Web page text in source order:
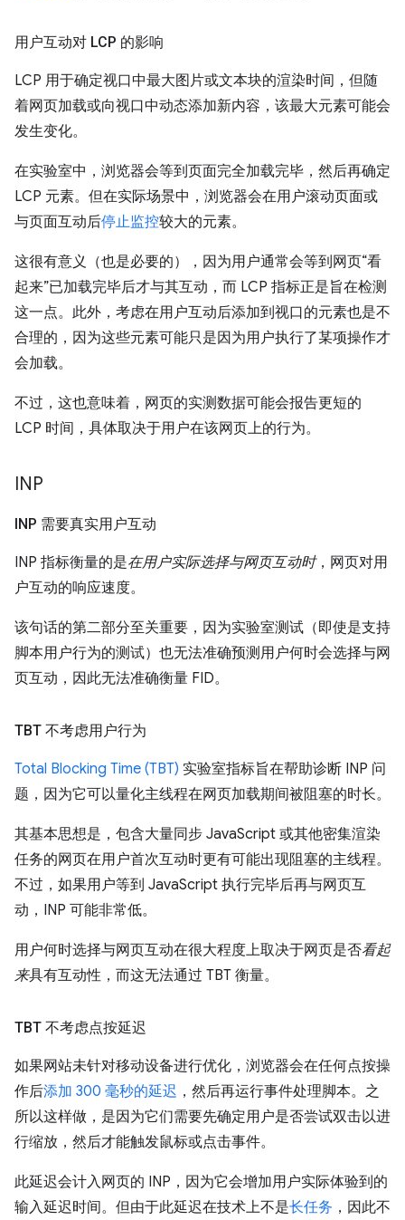
用户互动对 LCP 的影响
LCP 用于确定视口中最大图片或文本块的渲染时间，但随
着网页加载或向视口中动态添加新内容，该最大元素可能会
发生变化。
在实验室中，浏览器会等到页面完全加载完毕，然后再确定
LCP 元素。但在实际场景中，浏览器会在用户滚动页面或
与页面互动后停止监控较大的元素。
这很有意义（也是必要的），因为用户通常会等到网页“看
起来”已加载完毕后才与其互动，而 LCP 指标正是旨在检测
这一点。此外，考虑在用户互动后添加到视口的元素也是不
合理的，因为这些元素可能只是因为用户执行了某项操作才
会加载。
不过，这也意味着，网页的实测数据可能会报告更短的
LCP 时间，具体取决于用户在该网页上的行为。
INP
INP 需要真实用户互动
INP 指标衡量的是在用户实际选择与网页互动时，网页对用
户互动的响应速度。
该句话的第二部分至关重要，因为实验室测试（即使是支持
脚本用户行为的测试）也无法准确预测用户何时会选择与网
页互动，因此无法准确衡量 FID。
TBT 不考虑用户行为
Total Blocking Time (TBT) 实验室指标旨在帮助诊断 INP 问
题，因为它可以量化主线程在网页加载期间被阻塞的时长。
其基本思想是，包含大量同步 JavaScript 或其他密集渲染
任务的网页在用户首次互动时更有可能出现阻塞的主线程。
不过，如果用户等到 JavaScript 执行完毕后再与网页互
动，INP 可能非常低。
用户何时选择与网页互动在很大程度上取决于网页是否看起
来具有互动性，而这无法通过 TBT 衡量。
TBT 不考虑点按延迟
如果网站未针对移动设备进行优化，浏览器会在任何点按操
作后添加 300 毫秒的延迟 ，然后再运行事件处理脚本。之
所以这样做，是因为它们需要先确定用户是否尝试双击以进
行缩放，然后才能触发鼠标或点击事件。
此延迟会计入网页的 INP，因为它会增加用户实际体验到的
输入延迟时间。但由于此延迟在技术上不是长任务 ，因此不